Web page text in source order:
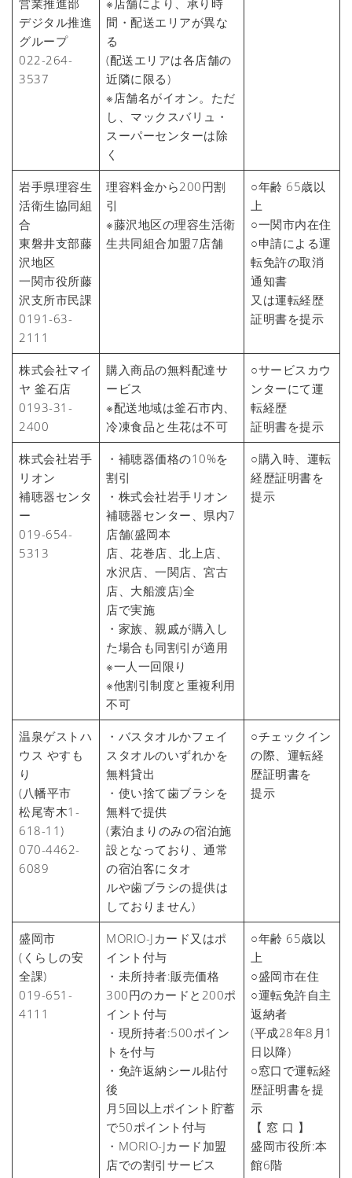
営業推進部
デジタル推進
グループ
022-264-
3537
※店舗により、承り時
間・配送エリアが異な
る
(配送エリアは各店舗の
近隣に限る)
※店舗名がイオン。ただ
し、マックスバリュ・
スーパーセンターは除
く
岩手県理容生
活衛生協同組
合
東磐井支部藤
沢地区
一関市役所藤
沢支所市民課
0191-63-
2111
理容料金から200円割
引
※藤沢地区の理容生活衛
生共同組合加盟7店舗
○年齢 65歳以
上
○一関市内在住
○申請による運
転免許の取消
通知書
又は運転経歴
証明書を提示
株式会社マイ
ヤ 釜石店
0193-31-
2400
購入商品の無料配達サ
ービス
※配送地域は釜石市内、
冷凍食品と生花は不可
○サービスカウ
ンターにて運
転経歴
証明書を提示
株式会社岩手
リオン
補聴器センタ
ー
019-654-
5313
・補聴器価格の10%を
割引
・株式会社岩手リオン
補聴器センター、県内7
店舗(盛岡本
店、花巻店、北上店、
水沢店、一関店、宮古
店、大船渡店)全
店で実施
・家族、親戚が購入し
た場合も同割引が適用
※一人一回限り
※他割引制度と重複利用
不可
○購入時、運転
経歴証明書を
提示
温泉ゲストハ
ウス やすも
り
(八幡平市
松尾寄木1-
618-11)
070-4462-
6089
・バスタオルかフェイ
スタオルのいずれかを
無料貸出
・使い捨て歯ブラシを
無料で提供
(素泊まりのみの宿泊施
設となっており、通常
の宿泊客にタオ
ルや歯ブラシの提供は
しておりません)
○チェックイン
の際、運転経
歴証明書を
提示
盛岡市
(くらしの安
全課)
019-651-
4111
MORIO-Jカード又はポ
イント付与
・未所持者:販売価格
300円のカードと200ポ
イント付与
・現所持者:500ポイン
トを付与
・免許返納シール貼付
後
月5回以上ポイント貯蓄
で50ポイント付与
・MORIO-Jカード加盟
店での割引サービス
○年齢 65歳以
上
○盛岡市在住
○運転免許自主
返納者
(平成28年8月1
日以降)
○窓口で運転経
歴証明書を提
示
【 窓 口 】
盛岡市役所:本
館6階